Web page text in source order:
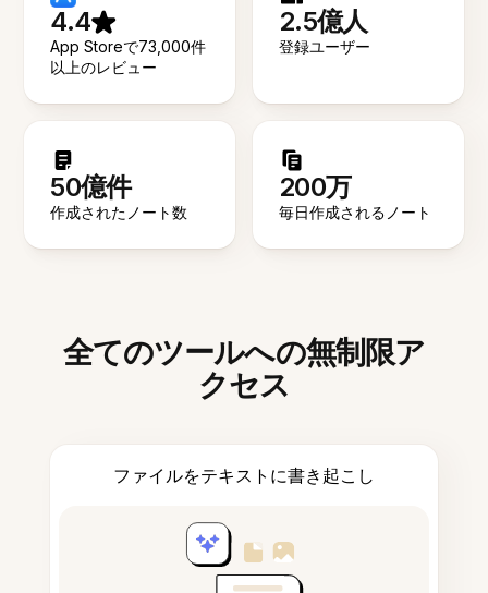
4.4
App Storeで73,000件
以上のレビュー
2.5億人
登録ユーザー
50億件
作成されたノート数
200万
毎日作成されるノート
全てのツールへの無制限ア
クセス
ファイルをテキストに書き起こし